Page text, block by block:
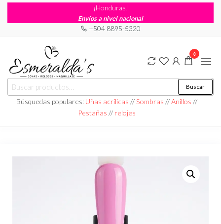
¡Honduras!
Envíos a nivel nacional
+504 8895-5320
Joyería
Esmeraldas
Joyería |
Maquillaje
|
Relojería
Buscar
Búsquedas populares: Uñas acrílicas //Sombras //Anillos //
Pestañas // relojes
0